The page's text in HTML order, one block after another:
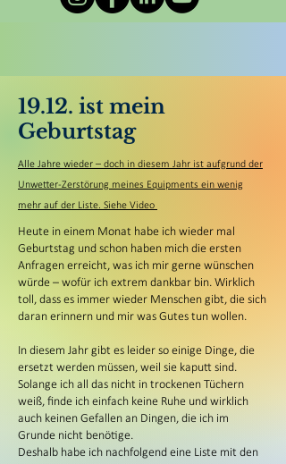
19.12. ist mein
Geburtstag
Alle Jahre wieder – doch in diesem Jahr ist aufgrund der
Unwetter-Zerstörung meines Equipments ein wenig
mehr auf der Liste. Siehe Video
Heute in einem Monat habe ich wieder mal
Geburtstag und schon haben mich die ersten
Anfragen erreicht, was ich mir gerne wünschen
würde – wofür ich extrem dankbar bin. Wirklich
toll, dass es immer wieder Menschen gibt, die sich
daran erinnern und mir was Gutes tun wollen.
In diesem Jahr gibt es leider so einige Dinge, die
ersetzt werden müssen, weil sie kaputt sind.
Solange ich all das nicht in trockenen Tüchern
weiß, finde ich einfach keine Ruhe und wirklich
auch keinen Gefallen an Dingen, die ich im
Grunde nicht benötige.
Deshalb habe ich nachfolgend eine Liste mit den